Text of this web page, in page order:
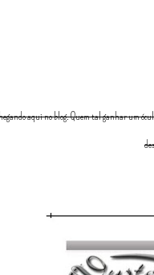
aqui no blog. Quem tal ganhar um